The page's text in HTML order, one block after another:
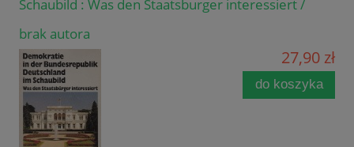
Schaubild : Was den Staatsburger interessiert /
brak autora
27,90 zł
do koszyka